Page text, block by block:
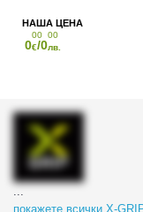
...
покажете всички X-
0
00
€/0
00
лв.